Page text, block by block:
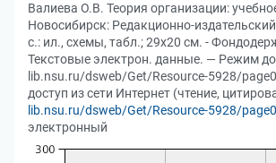
Валиева О.В. Теория организации:
Новосибирск: Редакционно-
с.: ил., схемы, табл.; 29x20 см. -
Текстовые электрон. данные. — Режим
lib.nsu.ru/dsweb/Get/Resource-5928/
доступ из сети Интернет (чтение,
lib.nsu.ru/dsweb/Get/Resource-5928/
электронный